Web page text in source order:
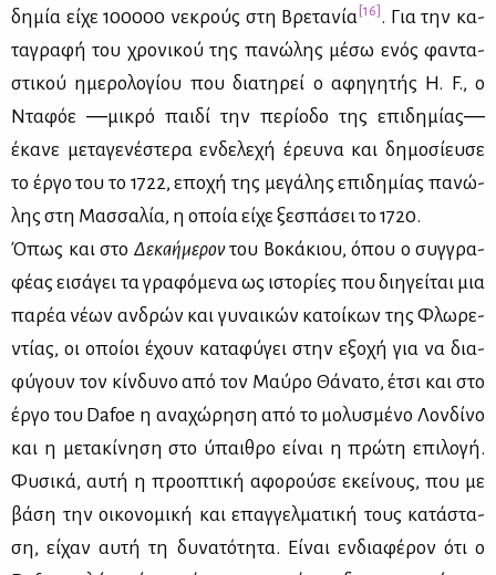
δη­μία εί­χε 100000 νε­κρούς στη Βρε­τα­νία [16] . Για την κα­
τα­γρα­φή του χρο­νι­κού της πα­νώ­λης μέ­σω ενός φα­ντα­
στι­κού ημε­ρο­λο­γί­ου που δια­τη­ρεί ο αφη­γη­τής H. F., ο
Ντα­φόε ―μι­κρό παι­δί την πε­ρί­ο­δο της επι­δη­μί­ας―
έκα­νε με­τα­γε­νέ­στε­ρα εν­δε­λε­χή έρευ­να και δη­μο­σί­ευ­σε
το έρ­γο του το 1722, επο­χή της με­γά­λης επι­δη­μί­ας πα­νώ­
λης στη Μασ­σα­λία, η οποία εί­χε ξε­σπά­σει το 1720.
Όπως και στο Δε­κα­ή­με­ροντου Βο­κά­κιου, όπου ο συγ­γρα­
φέ­ας ει­σά­γει τα γρα­φό­με­να ως ιστο­ρί­ες που δι­η­γεί­ται μια
πα­ρέα νέ­ων αν­δρών και γυ­ναι­κών κα­τοί­κων της Φλω­ρε­
ντί­ας, οι οποί­οι έχουν κα­τα­φύ­γει στην εξο­χή για να δια­
φύ­γουν τον κίν­δυ­νο από τον Μαύ­ρο Θά­να­το, έτσι και στο
έρ­γο του Dafoe η ανα­χώ­ρη­ση από το μο­λυ­σμέ­νο Λον­δί­νο
και η με­τα­κί­νη­ση στο ύπαι­θρο εί­ναι η πρώ­τη επι­λο­γή.
Φυ­σι­κά, αυ­τή η προ­ο­πτι­κή αφο­ρού­σε εκεί­νους, που με
βά­ση την οι­κο­νο­μι­κή και επαγ­γελ­μα­τι­κή τους κα­τά­στα­
ση, εί­χαν αυ­τή τη δυ­να­τό­τη­τα. Εί­ναι εν­δια­φέ­ρον ότι ο